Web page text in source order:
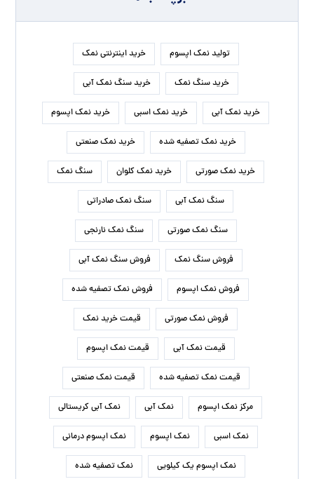
تولید نمک اپسوم خرید اینترنتی نمک
خرید سنگ نمک خرید سنگ نمک آبی
خرید نمک آبی خرید نمک اسبی خرید نمک اپسوم
خرید نمک تصفیه شده خرید نمک صنعتی
خرید نمک صورتی خرید نمک کلوان سنگ نمک
سنگ نمک آبی سنگ نمک صادراتی
سنگ نمک صورتی سنگ نمک نارنجی
فروش سنگ نمک فروش سنگ نمک آبی
فروش نمک اپسوم فروش نمک تصفیه شده
فروش نمک صورتی قیمت خرید نمک
قیمت نمک آبی قیمت نمک اپسوم
قیمت نمک تصفیه شده قیمت نمک صنعتی
مرکز نمک اپسوم نمک آبی نمک آبی کریستالی
نمک اسبی نمک اپسوم نمک اپسوم درمانی
نمک اپسوم یک کیلویی نمک تصفیه شده